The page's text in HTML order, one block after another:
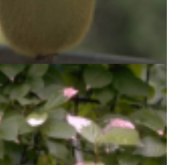
deliciosa 'Buitenpost'